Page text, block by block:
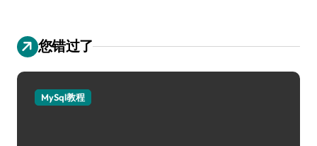
您错过了
MySql教程